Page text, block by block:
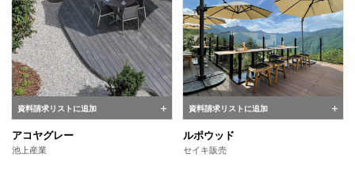
資料請求リストに追加
アコヤグレー
池上産業
資料請求リストに追加
ルポウッド
セイキ販売